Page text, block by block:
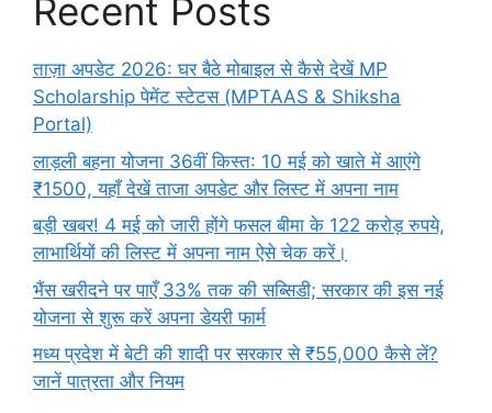
Recent Posts
ताज़ा अपडेट 2026: घर बैठे मोबाइल से कैसे देखें MP
Scholarship पेमेंट स्टेटस (MPTAAS & Shiksha
Portal)
लाड़ली बहना योजना 36वीं किस्त: 10 मई को खाते में आएंगे
₹1500, यहाँ देखें ताजा अपडेट और लिस्ट में अपना नाम
बड़ी खबर! 4 मई को जारी होंगे फसल बीमा के 122 करोड़ रुपये,
लाभार्थियों की लिस्ट में अपना नाम ऐसे चेक करें।
भैंस खरीदने पर पाएँ 33% तक की सब्सिडी; सरकार की इस नई
योजना से शुरू करें अपना डेयरी फार्म
मध्य प्रदेश में बेटी की शादी पर सरकार से ₹55,000 कैसे लें?
जानें पात्रता और नियम